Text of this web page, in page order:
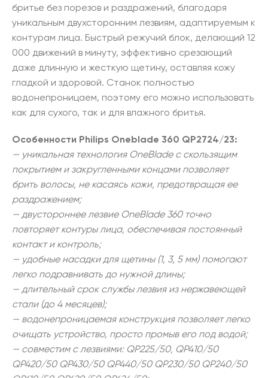
бритье без порезов и раздражений, благодаря
уникальным двухсторонним лезвиям, адаптируемым к
контурам лица. Быстрый режучий блок, делающий 12
000 движений в минуту, эффективно срезающий
даже длинную и жесткую щетину, оставляя кожу
гладкой и здоровой. Станок полностью
водонепроницаем, поэтому его можно использовать
как для сухого, так и для влажного бритья.
Особенности Philips Oneblade 360 QP2724/23:
— уникальная технология OneBlade с скользящим
покрытием и закругленными концами позволяет
брить волосы, не касаясь кожи, предотвращая ее
раздражением;
— двустороннее лезвие OneBlade 360 точно
повторяет контуры лица, обеспечивая постоянный
контакт и контроль;
— удобные насадки для щетины (1, 3, 5 мм) помогают
легко подравнивать до нужной длины;
— длительный срок службы лезвия из нержавеющей
стали (до 4 месяцев);
— водонепроницаемая конструкция позволяет легко
очищать устройство, просто промыв его под водой;
— совместим с лезвиями: QP225/50, QP410/50
QP420/50 QP430/50 QP440/50 QP230/50 QP240/50